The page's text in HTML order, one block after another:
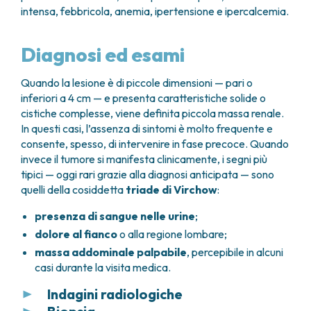
intensa, febbricola, anemia, ipertensione e ipercalcemia.
Diagnosi ed esami
Quando la lesione è di piccole dimensioni — pari o
inferiori a 4 cm — e presenta caratteristiche solide o
cistiche complesse, viene definita piccola massa renale.
In questi casi, l’assenza di sintomi è molto frequente e
consente, spesso, di intervenire in fase precoce. Quando
invece il tumore si manifesta clinicamente, i segni più
tipici — oggi rari grazie alla diagnosi anticipata — sono
quelli della cosiddetta triade di Virchow:
presenza di sangue nelle urine;
dolore al fiancoo alla regione lombare;
massa addominale palpabile, percepibile in alcuni
casi durante la visita medica.
Indagini radiologiche